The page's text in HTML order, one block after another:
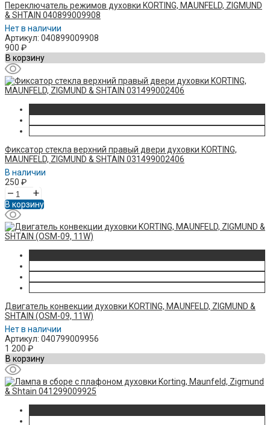
Переключатель режимов духовки KORTING, MAUNFELD, ZIGMUND
& SHTAIN 040899009908
Нет в наличии
Артикул: 040899009908
900 ₽
В корзину
Фиксатор стекла верхний правый двери духовки KORTING,
MAUNFELD, ZIGMUND & SHTAIN 031499002406
В наличии
250 ₽
– +
В корзину
Двигатель конвекции духовки KORTING, MAUNFELD, ZIGMUND &
SHTAIN (OSM-09, 11W)
Нет в наличии
Артикул: 040799009956
1 200 ₽
В корзину